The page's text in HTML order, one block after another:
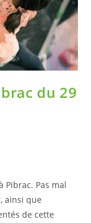
du 29
Pibrac. Pas mal
ainsi que
de cette